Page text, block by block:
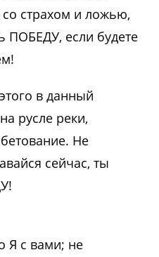
страхом и ложью,
ПОБЕДУ, если будете
в данный
русле реки,
Не
сейчас, ты
Я с вами; не